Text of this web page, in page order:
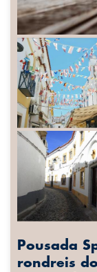
Pousada
rondreis